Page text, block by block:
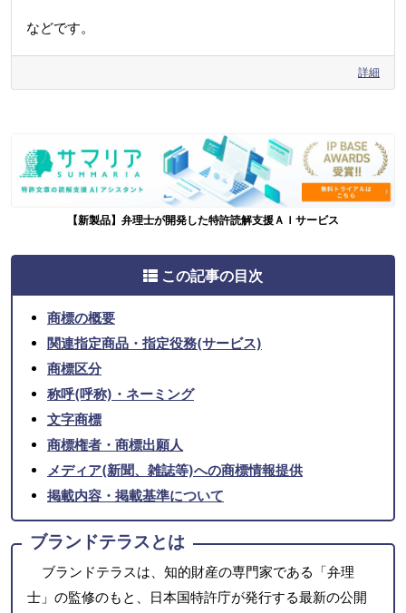
などです。
詳細
【新製品】弁理士が開発した特許読解支援ＡＩサービス
この記事の目次
商標の概要
関連指定商品・指定役務(サービス)
商標区分
称呼(呼称)・ネーミング
文字商標
商標権者・商標出願人
メディア(新聞、雑誌等)への商標情報提供
掲載内容・掲載基準について
ブランドテラスとは
ブランドテラスは、知的財産の専門家である「弁理
士」の監修のもと、日本国特許庁が発行する最新の公開